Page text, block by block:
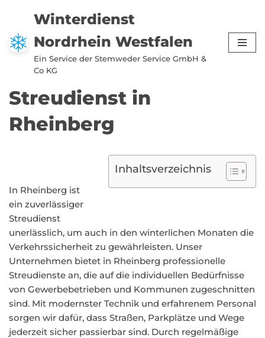
Zum
Inhalt
springen
Winterdienst
Nordrhein Westfalen
Ein Service der Stemweder Service GmbH &
Co KG
Streudienst in
Rheinberg
Inhaltsverzeichnis
In Rheinberg ist
ein zuverlässiger
Streudienst
unerlässlich, um auch in den winterlichen Monaten die
Verkehrssicherheit zu gewährleisten. Unser
Unternehmen bietet in Rheinberg professionelle
Streudienste an, die auf die individuellen Bedürfnisse
von Gewerbebetrieben und Kommunen zugeschnitten
sind. Mit modernster Technik und erfahrenem Personal
sorgen wir dafür, dass Straßen, Parkplätze und Wege
jederzeit sicher passierbar sind. Durch regelmäßige